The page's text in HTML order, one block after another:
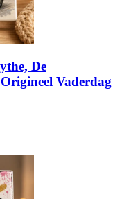
De
Vaderdag